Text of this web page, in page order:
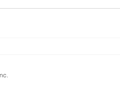
Điều này thường dẫn đến việc